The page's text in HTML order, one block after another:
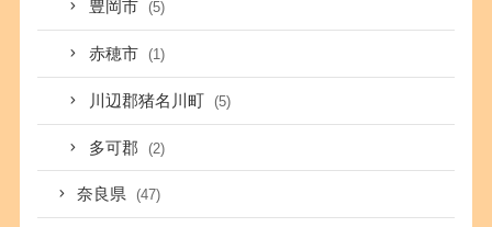
豊岡市 (5)
赤穂市 (1)
川辺郡猪名川町 (5)
多可郡 (2)
奈良県 (47)